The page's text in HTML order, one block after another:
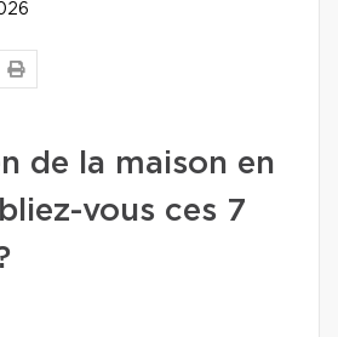
de la maison en
vous ces 7